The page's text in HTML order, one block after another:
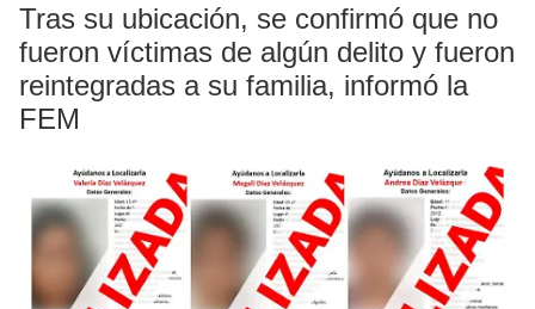
Tras su ubicación, se confirmó que no
fueron víctimas de algún delito y fueron
reintegradas a su familia, informó la
FEM